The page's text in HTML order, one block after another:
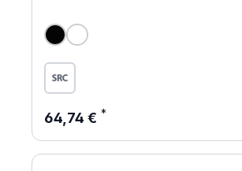
Regulärer Preis:
64,74 €